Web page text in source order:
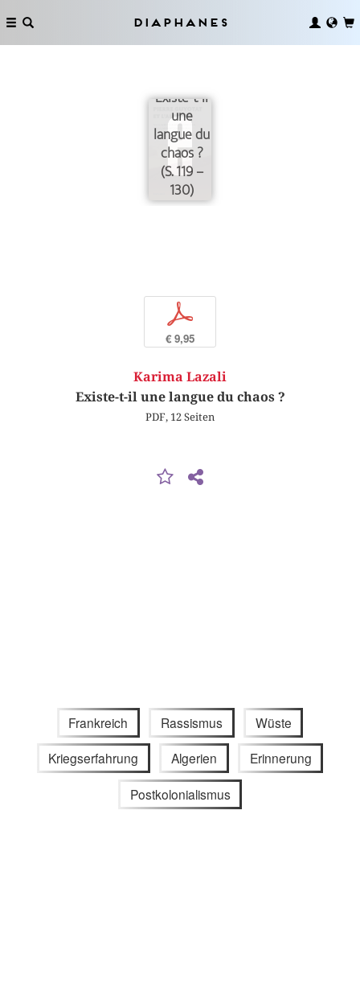
Diaphanes
Existe-t-il
une
langue du
chaos ?
(S. 119 –
130)
p
€ 9,95
Karima Lazali
Existe-t-il une langue du chaos ?
PDF, 12 Seiten
Frankreich Rassismus Wüste
Kriegserfahrung Algerien Erinnerung
Postkolonialismus